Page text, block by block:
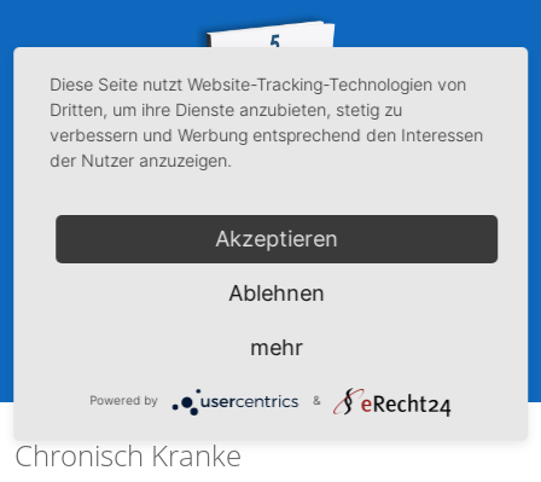
Chronisch Kranke
Diese Seite nutzt Website-Tracking-Technologien von
Dritten, um ihre Dienste anzubieten, stetig zu
verbessern und Werbung entsprechend den Interessen
der Nutzer anzuzeigen.
Akzeptieren
Ablehnen
mehr
Powered by &